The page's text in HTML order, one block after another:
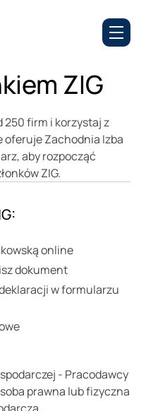
ZIG
250 firm i korzystaj z
oferuje Zachodnia Izba
aby rozpocząć
ZIG.
online
dokument
w formularzu
- Pracodawcy
prawna lub fizyczna